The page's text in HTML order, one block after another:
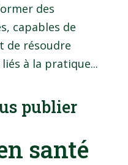
des
capables de
de résoudre
à la pratique...
publier
santé